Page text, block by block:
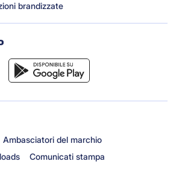
brandizzate
Ambasciatori del marchio
Comunicati stampa